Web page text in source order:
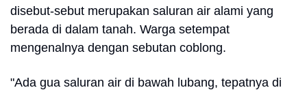
disebut-sebut merupakan saluran air alami yang
berada di dalam tanah. Warga setempat
mengenalnya dengan sebutan coblong.
"Ada gua saluran air di bawah lubang, tepatnya di